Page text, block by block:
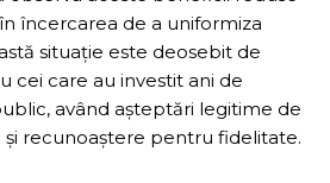
încercarea de a uniformiza
situație este deosebit de
cei care au investit ani de
având așteptări legitime de
recunoaștere pentru fidelitate.